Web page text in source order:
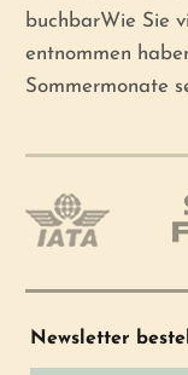
buchbarWie Sie
entnommen
Sommermonate
Newsletter